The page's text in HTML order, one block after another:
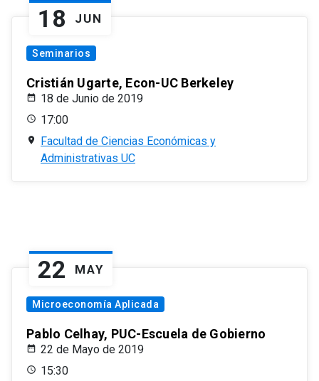
18 JUN
Seminarios
Cristián Ugarte, Econ-UC Berkeley
18 de Junio de 2019
17:00
Facultad de Ciencias Económicas y
Administrativas UC
22 MAY
Microeconomía Aplicada
Pablo Celhay, PUC-Escuela de Gobierno
22 de Mayo de 2019
15:30